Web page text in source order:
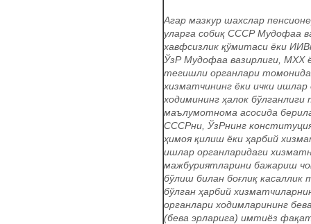
Агар мазкур шахслар
уларга собиқ СССР Мудофаа
хавфсизлик қўмитаси ёки
ЎзР Мудофаа вазирлиги, МХХ
тегишли органлари
хизматчининг ёки ички ишлар
ходимининг ҳалок бўлганлиги
маълумотнома асосида
СССРни, ЎзРнинг
ҳимоя қилиш ёки ҳарбий
ишлар органларидаги
мажбуриятларини бажариш
бўлиш билан боғлиқ касаллик
бўлган ҳарбий
органлари ходимларининг
(бева эрларига) имтиёз